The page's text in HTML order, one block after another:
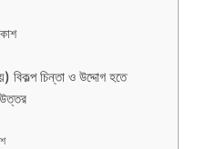
বিকল্প চিন্তা ও উদ্দোগ হতে
উত্তর